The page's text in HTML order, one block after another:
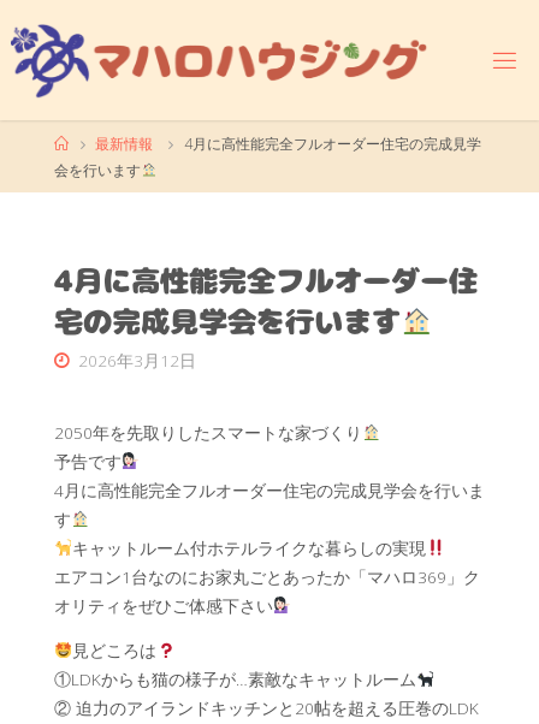
ン
テ
ホ
ー
ム
最新情報
4月に高性能完全フルオーダー住宅の完成見学
会を行います
4月に高性能完全フルオーダー住
宅の完成見学会を行います
2026年3月12日
2050年を先取りしたスマートな家づくり
予告です
4月に高性能完全フルオーダー住宅の完成見学会を行いま
す
キャットルーム付ホテルライクな暮らしの実現
エアコン1台なのにお家丸ごとあったか「マハロ369」ク
オリティをぜひご体感下さい
見どころは
①LDKからも猫の様子が…素敵なキャットルーム
② 迫力のアイランドキッチンと20帖を超える圧巻のLDK